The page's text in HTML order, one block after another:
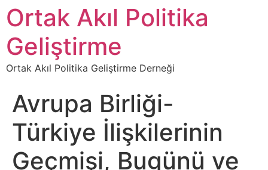
Ortak Akıl Politika
Geliştirme
Ortak Akıl Politika Geliştirme Derneği
Avrupa Birliği-
Türkiye İlişkilerinin
Geçmişi, Bugünü ve